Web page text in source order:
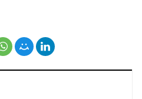
итогам года сложится в районе 14% -
декларирование в РК: как